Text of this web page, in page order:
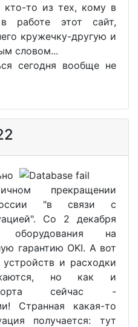
то из тех, кому в
работе этот сайт,
кружечку-другую и
словом...
сегодня вообще не
прекращении
"в связи с
Со 2 декабря
на
гарантию OKI. А вот
и расходки
но как и
сейчас -
Странная какая-то
получается: тут